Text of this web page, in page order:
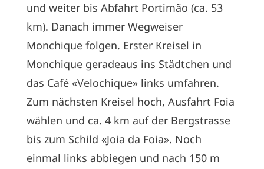
und weiter bis Abfahrt Portimão (ca. 53
km). Danach immer Wegweiser
Monchique folgen. Erster Kreisel in
Monchique geradeaus ins Städtchen und
das Café «Velochique» links umfahren.
Zum nächsten Kreisel hoch, Ausfahrt Foia
wählen und ca. 4 km auf der Bergstrasse
bis zum Schild «Joia da Foia». Noch
einmal links abbiegen und nach 150 m